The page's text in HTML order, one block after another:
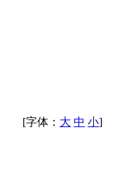
[字体： 大 中 小]